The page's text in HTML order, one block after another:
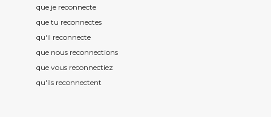
que je reconnecte
que tu reconnectes
qu'il reconnecte
que nous reconnections
que vous reconnectiez
qu'ils reconnectent